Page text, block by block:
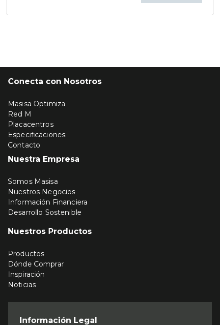
Conecta con Nosotros
Masisa Optimiza
Red M
Placacentros
Especificaciones
Contacto
Nuestra Empresa
Somos Masisa
Nuestros Negocios
Información Financiera
Desarrollo Sostenible
Nuestros Productos
Productos
Dónde Comprar
Inspiración
Noticias
Información Legal